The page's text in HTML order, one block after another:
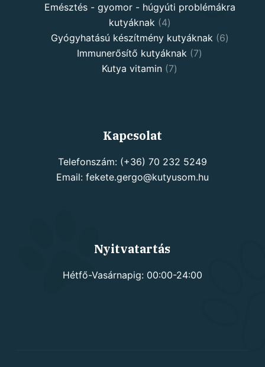
products
Emésztés - gyomor - húgyúti problémákra
kutyáknak
44
products
Gyógyhatású készítmény kutyáknak 66
Immunerősítő kutyáknak 77
Kutya vitamin 77
Kapcsolat
Telefonszám: (+36) 70 232 5249
Email: fekete.gergo@kutyusom.hu
Nyitvatartás
Hétfő-Vasárnapig: 00:00-24:00